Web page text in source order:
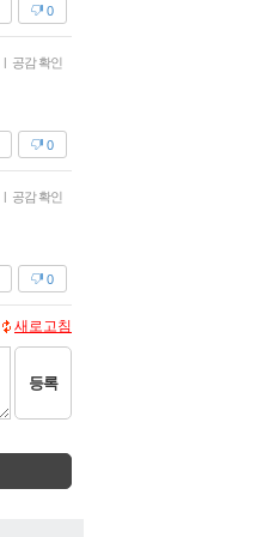
0
| 공감 확인
0
| 공감 확인
0
새로고침
등록